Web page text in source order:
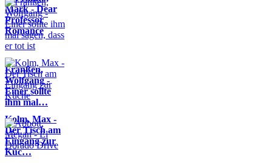
Mark - Dear
Professor
Romance
Franßen,
Wolfgang -
Einer sollte
ihm mal…
Kolm, Max -
Der Tisch am
Eingang zur
Küc…